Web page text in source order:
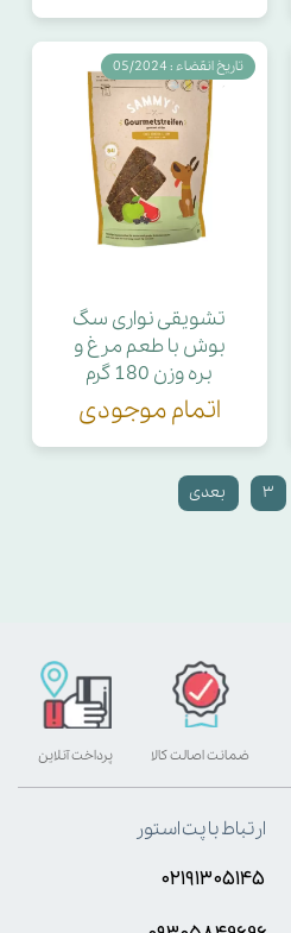
تشویقی نواری سگ
بوش با طعم مرغ و
بره وزن 180 گرم
اتمام موجودی
تاریخ انقضاء : 05/2024
۳ بعدی
پرداخت آنلاین ضمانت اصالت کالا
ارتباط با پت استور
۰۲۱۹۱۳۰۵۱۴۵